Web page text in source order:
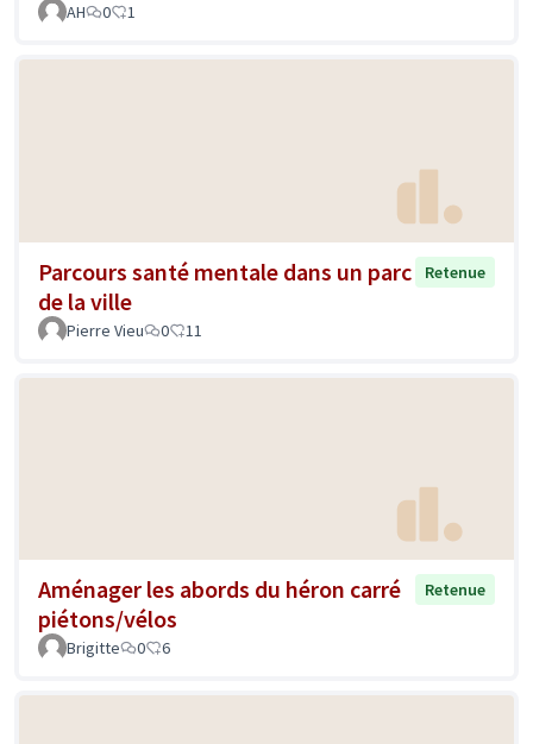
AH 0 1
Parcours santé mentale dans un parc
de la ville
Retenue
Pierre Vieu 0 11
Aménager les abords du héron carré
piétons/vélos
Retenue
Brigitte 0 6